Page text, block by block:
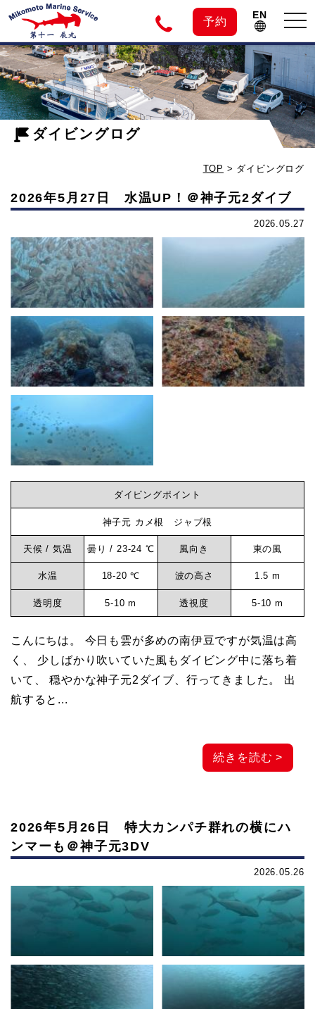
予約
EN
神
子
元
ダ
イ
ビ
ン
グ
な
神
子
元
マ
サ
ー
ビ
ダイビングログ
TOP > ダイビングログ
2026年5月27日 水温UP！＠神子元2ダイブ
2026.05.27
ダイビングポイント
神子元 カメ根 ジャブ根
天候 / 気温 曇り / 23-24 ℃ 風向き 東の風
水温 18-20 ℃ 波の高さ 1.5 m
透明度 5-10 m 透視度 5-10 m
こんにちは。 今日も雲が多めの南伊豆ですが気温は高
く、 少しばかり吹いていた風もダイビング中に落ち着
いて、 穏やかな神子元2ダイブ、行ってきました。 出
航すると...
続きを読む >
2026年5月26日 特大カンパチ群れの横にハ
ンマーも＠神子元3DV
2026.05.26